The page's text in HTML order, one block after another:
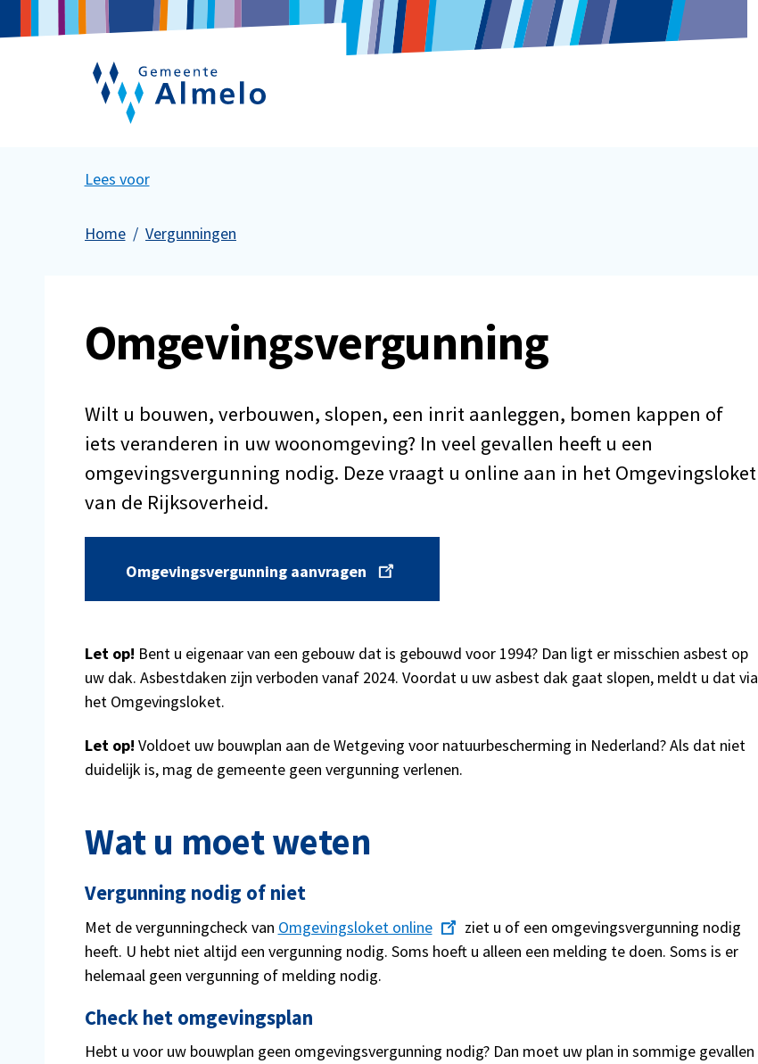
Lees voor
Home Vergunningen
Omgevingsvergunning
Wilt u bouwen, verbouwen, slopen, een inrit aanleggen, bomen kappen of
iets veranderen in uw woonomgeving? In veel gevallen heeft u een
omgevingsvergunning nodig. Deze vraagt u online aan in het Omgevingsloket
van de Rijksoverheid.
Omgevingsvergunning aanvragen
Let op! Bent u eigenaar van een gebouw dat is gebouwd voor 1994? Dan ligt er misschien asbest op
uw dak. Asbestdaken zijn verboden vanaf 2024. Voordat u uw asbest dak gaat slopen, meldt u dat via
het Omgevingsloket.
Let op! Voldoet uw bouwplan aan de Wetgeving voor natuurbescherming in Nederland? Als dat niet
duidelijk is, mag de gemeente geen vergunning verlenen.
Wat u moet weten
Vergunning nodig of niet
Met de vergunningcheck van Omgevingsloket online
ziet u of een omgevingsvergunning nodig
heeft. U hebt niet altijd een vergunning nodig. Soms hoeft u alleen een melding te doen. Soms is er
helemaal geen vergunning of melding nodig.
Check het omgevingsplan
Hebt u voor uw bouwplan geen omgevingsvergunning nodig? Dan moet uw plan in sommige gevallen